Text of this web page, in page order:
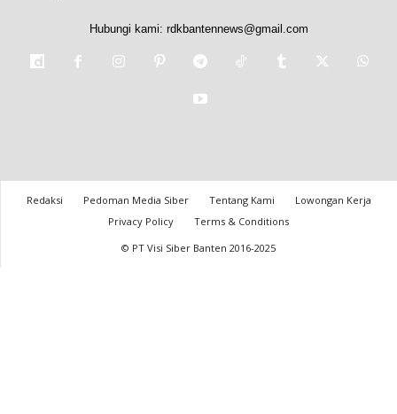
Hubungi kami: rdkbantennews@gmail.com
Redaksi Pedoman Media Siber Tentang Kami
Lowongan Kerja
Privacy Policy
Terms & Conditions
© PT Visi Siber Banten 2016-2025